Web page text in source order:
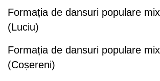
Formația de dansuri populare
(Luciu)
Formația de dansuri populare
(Coșereni)